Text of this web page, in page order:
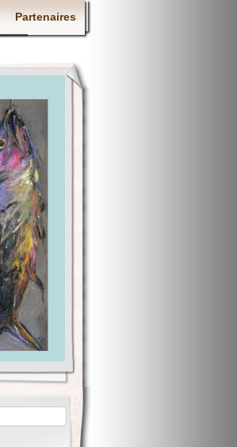
Partenaires